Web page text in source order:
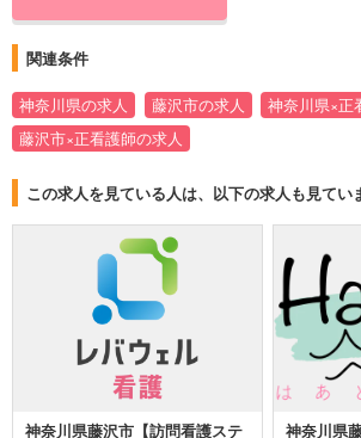
関連条件
神奈川県の求人 藤沢市の求人
神奈川県×正
藤沢市×正看護師の求人
この求人を見ている人は、以下の求人も見てい
神奈川県藤沢市【訪問看護ステ
神奈川県